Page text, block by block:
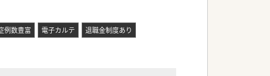
例数豊富 電子カルテ 退職金制度あり